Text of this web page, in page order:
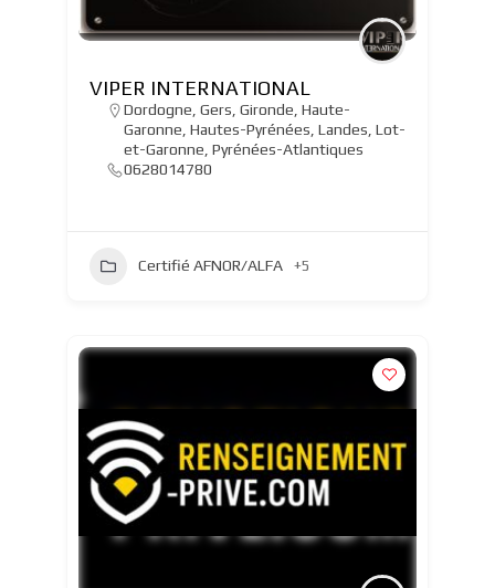
VIPER INTERNATIONAL
Dordogne Gers Gironde Haute-
Garonne Hautes-Pyrénées Landes Lot-
et-Garonne Pyrénées-Atlantiques
0628014780
Certifié AFNOR/ALFA +5